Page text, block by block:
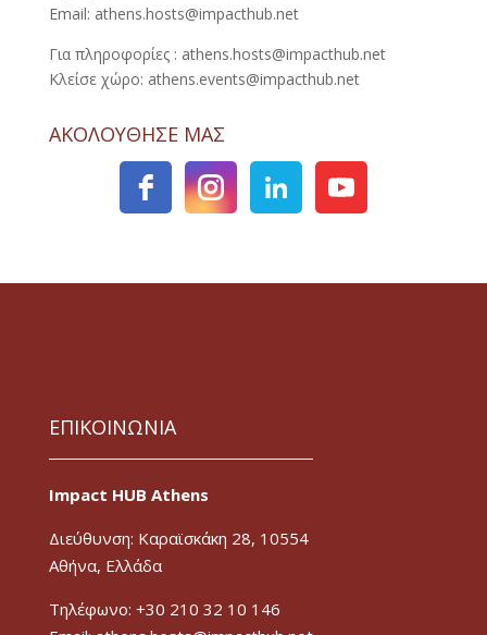
Email: athens.hosts@impacthub.net
Για πληροφορίες : athens.hosts@impacthub.net
Κλείσε χώρο: athens.events@impacthub.net
ΑΚΟΛΟΥΘΗΣΕ ΜΑΣ
ΕΠΙΚΟΙΝΩΝΙΑ
Impact HUB Athens
Διεύθυνση: Καραϊσκάκη 28, 10554
Αθήνα, Ελλάδα
Τηλέφωνο: +30 210 32 10 146